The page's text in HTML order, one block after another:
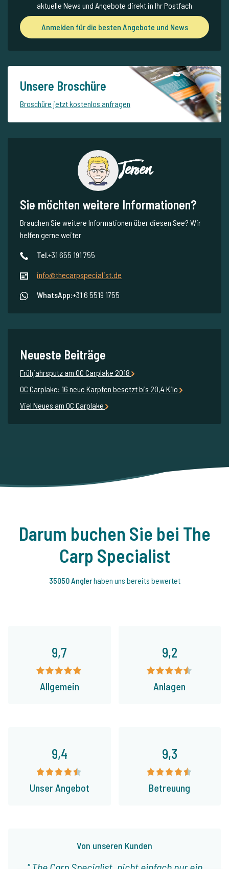
aktuelle News und Angebote direkt in Ihr Postfach
Anmelden für die besten Angebote und News
Unsere Broschüre
Broschüre jetzt kostenlos anfragen
Jeroen
Sie möchten weitere Informationen?
Brauchen Sie weitere Informationen über diesen See? Wir
helfen gerne weiter
Tel.+31 655 191 755
info@thecarpspecialist.de
WhatsApp:+31 6 5519 1755
Neueste Beiträge
Frühjahrsputz am OC Carplake 2018
OC Carplake: 16 neue Karpfen besetzt bis 20,4 Kilo
Viel Neues am OC Carplake
Darum buchen Sie bei The
Carp Specialist
35050 Anglerhaben uns bereits bewertet
9,7
Allgemein
9,2
Anlagen
Von unseren Kunden
9,4
Unser Angebot
9,3
Betreuung